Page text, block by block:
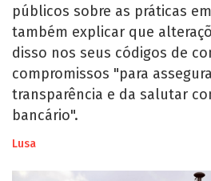
públicos sobre as práticas
também explicar que
disso nos seus códigos de
compromissos "para
transparência e da salutar
bancário".
Lusa